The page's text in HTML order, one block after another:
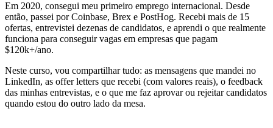
Em 2020, consegui meu primeiro emprego internacional. Desde
então, passei por Coinbase, Brex e PostHog. Recebi mais de 15
ofertas, entrevistei dezenas de candidatos, e aprendi o que realmente
funciona para conseguir vagas em empresas que pagam
$120k+/ano.
Neste curso, vou compartilhar tudo: as mensagens que mandei no
LinkedIn, as offer letters que recebi (com valores reais), o feedback
das minhas entrevistas, e o que me faz aprovar ou rejeitar candidatos
quando estou do outro lado da mesa.